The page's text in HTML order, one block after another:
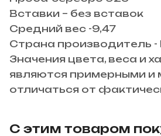
Вставки – без вставок
Средний вес -9,47
Страна производитель -
Значения цвета, веса и
являются примерными и
отличаться от
С этим товаром